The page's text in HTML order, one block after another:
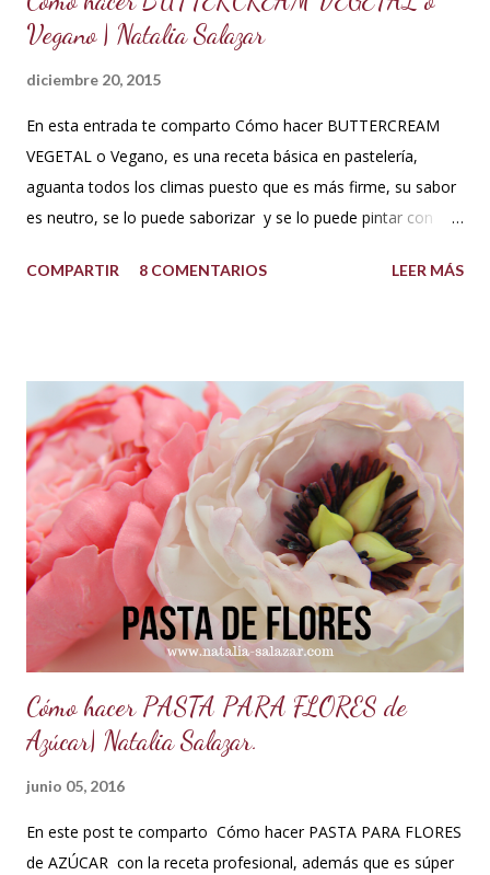
Vegano | Natalia Salazar
diciembre 20, 2015
En esta entrada te comparto Cómo hacer BUTTERCREAM
VEGETAL o Vegano, es una receta básica en pastelería,
aguanta todos los climas puesto que es más firme, su sabor
es neutro, se lo puede saborizar y se lo puede pintar con
este cupcakes, pasteles y lo que te guste. INGREDIENTES:
de vainilla al gusto. Colorantes en gel para repostería, si se
desea dar color. PREPARACIÓN: Cernir o tamizar el azúcar
glass. Colocar en un bowl o tazón la manteca blanca. Batir a
velocidad media e ir poniendo el azúcar poco a poco hasta
que este firme y esponjoso. Agregar un chorrito de esencia
de vainilla o al gusto. Finalmente agregar el color deseado.
TIPS : Si deseas que el buttercream vegetal sea más duro
porque el clima está muy c...
COMPARTIR 8 COMENTARIOS LEER MÁS
Cómo hacer PASTA PARA FLORES de
Azúcar| Natalia Salazar.
junio 05, 2016
En este post te comparto Cómo hacer PASTA PARA FLORES
de AZÚCAR con la receta profesional, además que es súper